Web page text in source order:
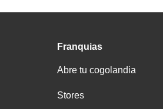
Franquias
Abre tu cogolandia
Stores